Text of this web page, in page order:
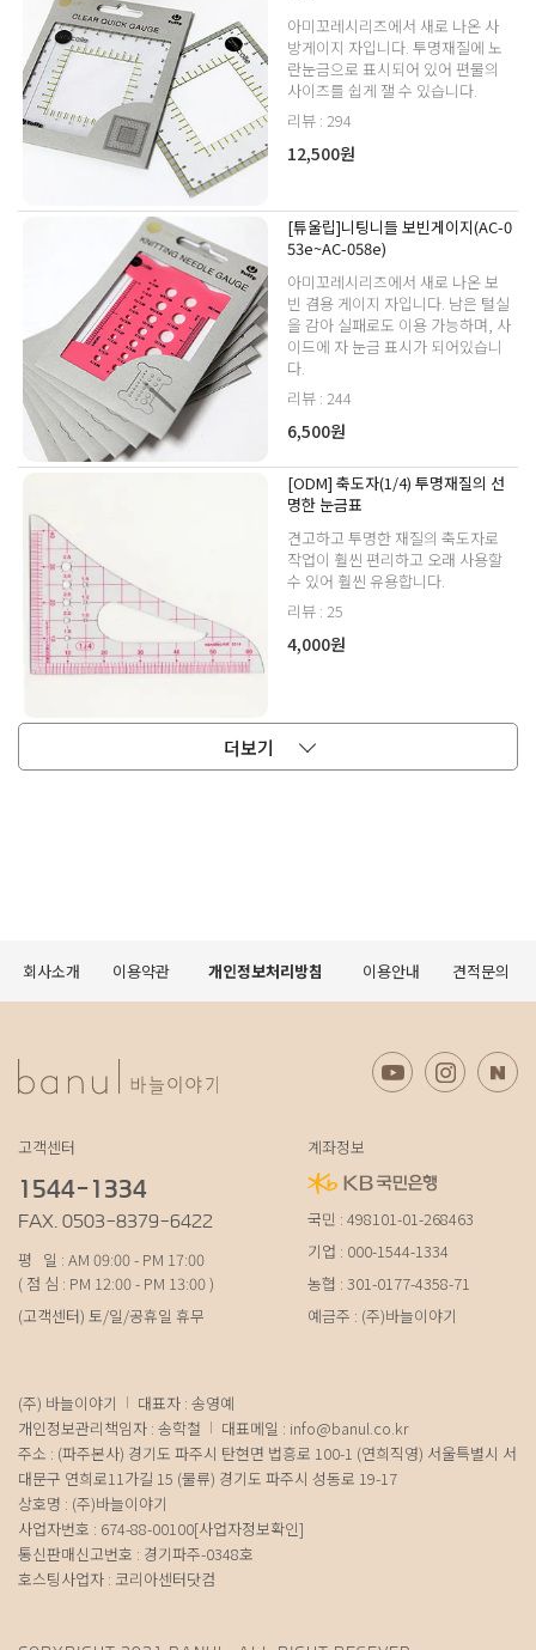
아미꼬레시리즈에서 새로 나온 사
방게이지 자입니다. 투명재질에 노
란눈금으로 표시되어 있어 편물의
사이즈를 쉽게 잴 수 있습니다.
리뷰 : 294
12,500원
[튜울립]니팅니들 보빈게이지(AC-0
53e~AC-058e)
아미꼬레시리즈에서 새로 나온 보
빈 겸용 게이지 자입니다. 남은 털실
을 감아 실패로도 이용 가능하며, 사
이드에 자 눈금 표시가 되어있습니
다.
리뷰 : 244
6,500원
[ODM] 축도자(1/4) 투명재질의 선
명한 눈금표
견고하고 투명한 재질의 축도자로
작업이 훨씬 편리하고 오래 사용할
수 있어 훨씬 유용합니다.
리뷰 : 25
4,000원
더보기
회사소개 이용약관 개인정보처리방침 이용안내 견적문의
고객센터
1544-1334
FAX. 0503-8379-6422
평 일 : AM 09:00 - PM 17:00
( 점 심 : PM 12:00 - PM 13:00 )
(고객센터) 토/일/공휴일 휴무
계좌정보
국민 : 498101-01-268463
기업 : 000-1544-1334
농협 : 301-0177-4358-71
예금주 : (주)바늘이야기
(주) 바늘이야기
대표자 : 송영예
개인정보관리책임자 : 송학철
대표메일 : info@banul.co.kr
주소 : (파주본사) 경기도 파주시 탄현면 법흥로 100-1 (연희직영) 서울특별시 서
대문구 연희로11가길 15 (물류) 경기도 파주시 성동로 19-17
상호명 : (주)바늘이야기
사업자번호 : 674-88-00100[사업자정보확인]
통신판매신고번호 : 경기파주-0348호
호스팅사업자 : 코리아센터닷컴